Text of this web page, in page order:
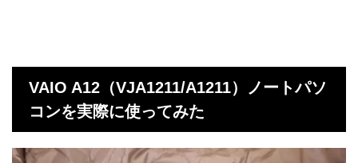
VAIO A12（VJA1211/A1211）ノートパソ
コンを実際に使ってみた